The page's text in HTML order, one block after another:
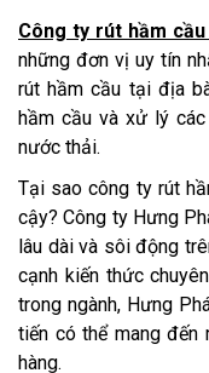
Công ty rút hầm cầu
những đơn vị uy tín
rút hầm cầu tại địa
hầm cầu và xử lý
nước thải.
Tại sao công ty rút
cậy? Công ty Hưng
lâu dài và sôi động
cạnh kiến thức
trong ngành, Hưng
tiến có thể mang đến
hàng.